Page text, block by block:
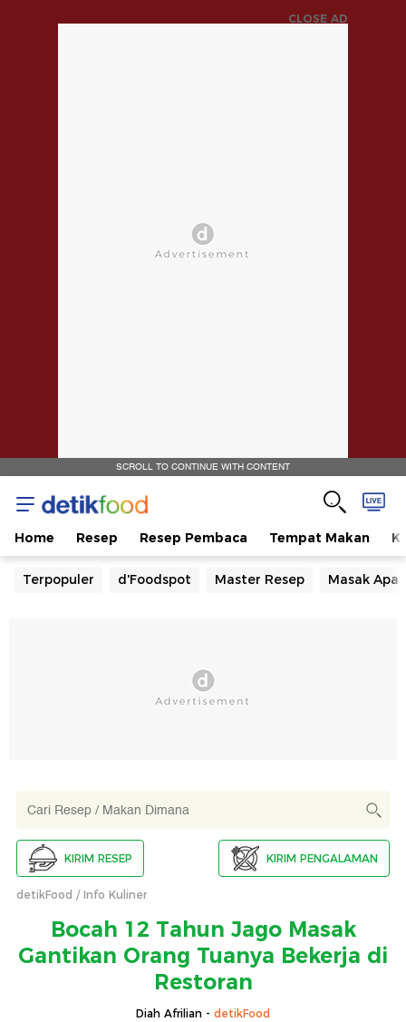
CLOSE AD
SCROLL TO CONTINUE WITH CONTENT
Home Resep Resep Pembaca Tempat Makan
Terpopuler d'Foodspot Master Resep Masak Apa
KIRIM RESEP KIRIM PENGALAMAN
detikFood Info Kuliner
Bocah 12 Tahun Jago Masak
Gantikan Orang Tuanya Bekerja di
Restoran
Diah Afrilian - detikFood